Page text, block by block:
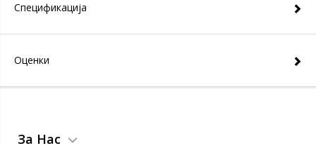
Спецификација
Оценки
За Нас